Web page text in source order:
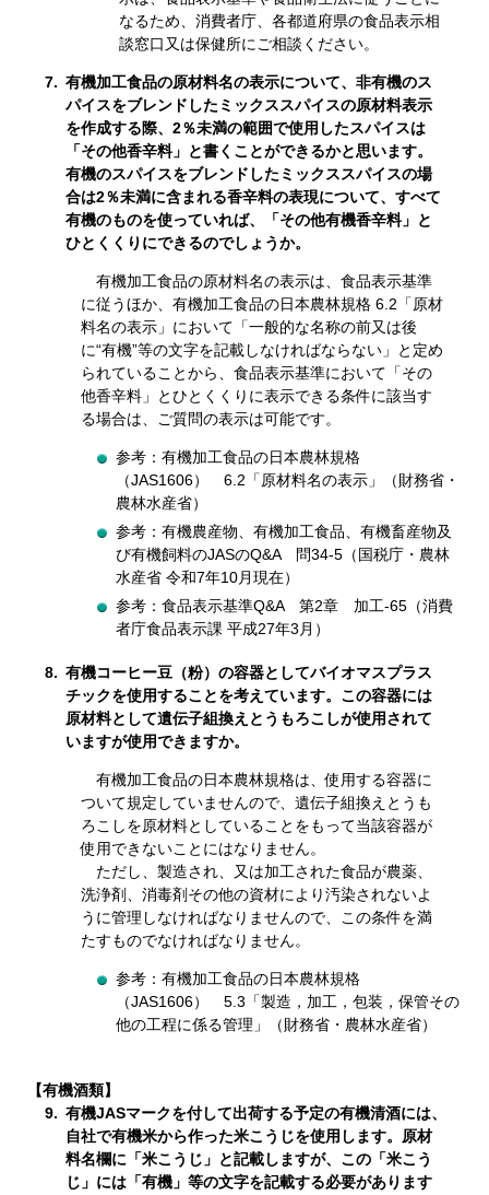
なるため、消費者庁、各都道府県の食品表示相
談窓口又は保健所にご相談ください。
7. 有機加工食品の原材料名の表示について、非有機のス
パイスをブレンドしたミックススパイスの原材料表示
を作成する際、2％未満の範囲で使用したスパイスは
「その他香辛料」と書くことができるかと思います。
有機のスパイスをブレンドしたミックススパイスの場
合は2％未満に含まれる香辛料の表現について、すべて
有機のものを使っていれば、「その他有機香辛料」と
ひとくくりにできるのでしょうか。
有機加工食品の原材料名の表示は、食品表示基準
に従うほか、有機加工食品の日本農林規格 6.2「原材
料名の表示」において「一般的な名称の前又は後
に“有機”等の文字を記載しなければならない」と定め
られていることから、食品表示基準において「その
他香辛料」とひとくくりに表示できる条件に該当す
る場合は、ご質問の表示は可能です。
参考：有機加工食品の日本農林規格
（JAS1606） 6.2「原材料名の表示」（財務省・
農林水産省）
参考：有機農産物、有機加工食品、有機畜産物及
び有機飼料のJASのQ&A 問34-5（国税庁・農林
水産省 令和7年10月現在）
参考：食品表示基準Q&A 第2章 加工-65（消費
者庁食品表示課 平成27年3月 ）
8. 有機コーヒー豆（粉）の容器としてバイオマスプラス
チックを使用することを考えています。この容器には
原材料として遺伝子組換えとうもろこしが使用されて
いますが使用できますか。
有機加工食品の日本農林規格は、使用する容器に
ついて規定していませんので、遺伝子組換えとうも
ろこしを原材料としていることをもって当該容器が
使用できないことにはなりません。
ただし、製造され、又は加工された食品が農薬、
洗浄剤、消毒剤その他の資材により汚染されないよ
うに管理しなければなりませんので、この条件を満
たすものでなければなりません。
参考：有機加工食品の日本農林規格
（JAS1606） 5.3「製造，加工，包装，保管その
他の工程に係る管理」（財務省・農林水産省）
【有機酒類】
9. 有機JASマークを付して出荷する予定の有機清酒には、
自社で有機米から作った米こうじを使用します。原材
料名欄に「米こうじ」と記載しますが、この「米こう
じ」には「有機」等の文字を記載する必要があります